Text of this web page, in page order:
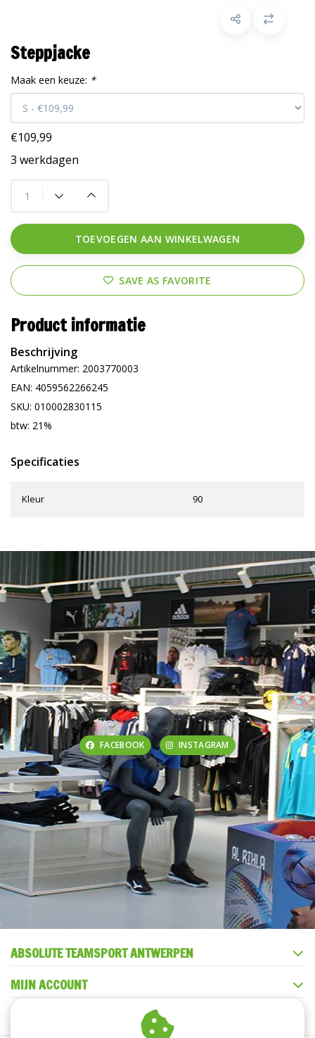
Steppjacke
Maak een keuze: *
€109,99
3 werkdagen
TOEVOEGEN AAN WINKELWAGEN
SAVE AS FAVORITE
Product informatie
Beschrijving
Artikelnummer: 2003770003
EAN: 4059562266245
SKU: 010002830115
btw: 21%
Specificaties
Kleur 90
FACEBOOK INSTAGRAM
ABSOLUTE TEAMSPORT ANTWERPEN
MIJN ACCOUNT